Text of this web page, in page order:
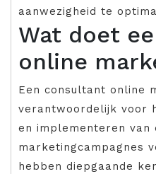
aanwezigheid te
Wat doet
online
Een consultant online
verantwoordelijk voor
en implementeren van
marketingcampagnes
hebben diepgaande